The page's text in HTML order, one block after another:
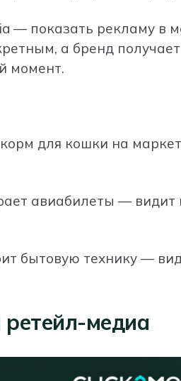
— показать рекламу в
а бренд
момент.
для кошки на
авиабилеты — видит
бытовую технику —
ретейл-медиа